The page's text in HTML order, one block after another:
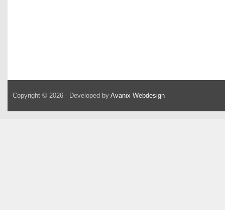
Copyright © 2026 - Developed by Avanix Webdesign